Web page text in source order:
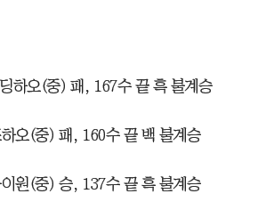
하오(중) 패, 167수 끝 흑 불계승
오(중) 패, 160수 끝 백 불계승
원(중) 승, 137수 끝 흑 불계승